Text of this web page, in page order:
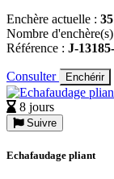
Enchère actuelle :
Nombre d'enchère(s)
Référence : J-
Consulter Enchérir
8 jours
Suivre
Echafaudage pliant